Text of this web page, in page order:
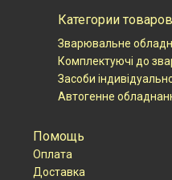
Категории
Зварювальне
Комплектуючі до
Засоби
Автогенне
Помощь
Оплата
Доставка